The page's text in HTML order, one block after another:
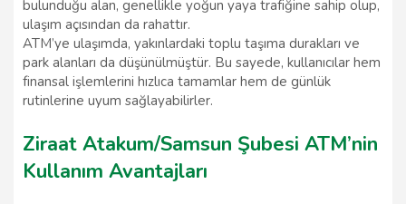
bulunduğu alan, genellikle yoğun yaya trafiğine sahip olup,
ulaşım açısından da rahattır.
ATM’ye ulaşımda, yakınlardaki toplu taşıma durakları ve
park alanları da düşünülmüştür. Bu sayede, kullanıcılar hem
finansal işlemlerini hızlıca tamamlar hem de günlük
rutinlerine uyum sağlayabilirler.
Ziraat Atakum/Samsun Şubesi ATM’nin
Kullanım Avantajları